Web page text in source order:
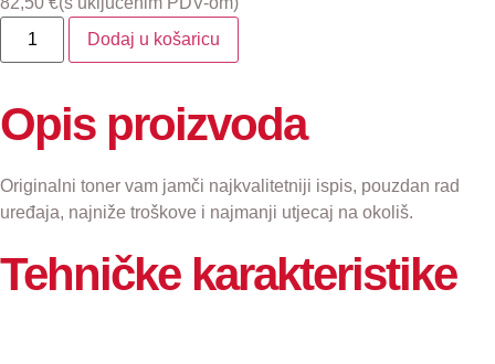
TK-
5430K
-
za
1.250
stranica
Dodaj u košaricu
Opis proizvoda
Originalni toner vam jamči najkvalitetniji ispis, pouzdan rad
uređaja, najniže troškove i najmanji utjecaj na okoliš.
Tehničke karakteristike